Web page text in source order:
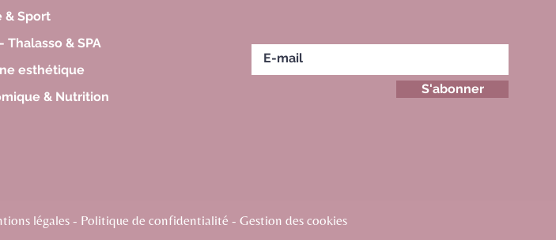
& Sport
& SPA
esthétique
& Nutrition
S'abonner
légales - Politique de confidentialité - Gestion des cookies